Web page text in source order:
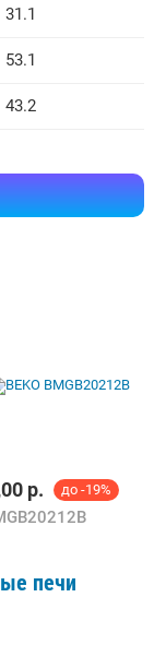
31.1
53.1
43.2
р. до -19%
печи